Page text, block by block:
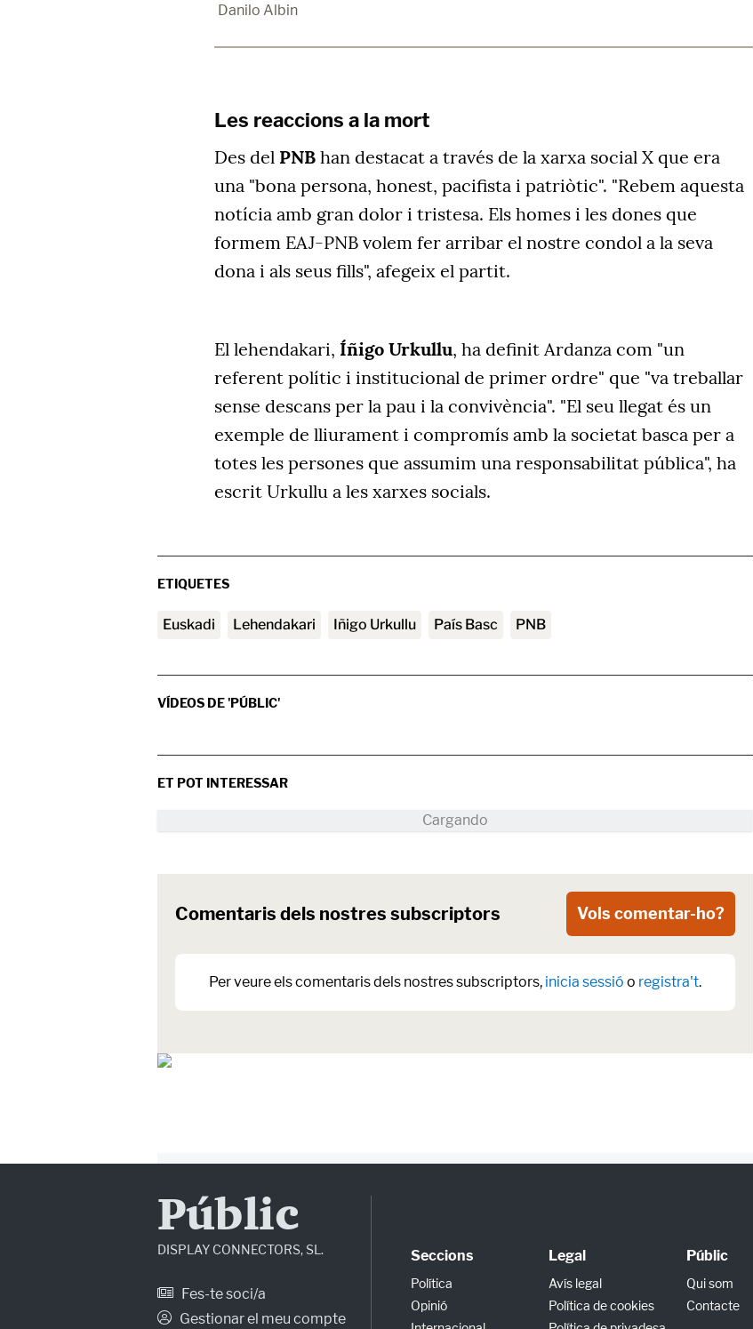
Danilo Albin
Les reaccions a la mort
Des del PNB han destacat a través de la xarxa social X que era
una "bona persona, honest, pacifista i patriòtic". "Rebem aquesta
notícia amb gran dolor i tristesa. Els homes i les dones que
formem EAJ-PNB volem fer arribar el nostre condol a la seva
dona i als seus fills", afegeix el partit.
El lehendakari, Íñigo Urkullu, ha definit Ardanza com "un
referent polític i institucional de primer ordre" que "va treballar
sense descans per la pau i la convivència". "El seu llegat és un
exemple de lliurament i compromís amb la societat basca per a
totes les persones que assumim una responsabilitat pública", ha
escrit Urkullu a les xarxes socials.
ETIQUETES
euskadi lehendakari Iñigo Urkullu País Basc PNB
VÍDEOS DE 'PÚBLIC'
ET POT INTERESSAR
Comentaris dels nostres subscriptors Vols comentar-ho?
Per veure els comentaris dels nostres subscriptors, inicia sessió o registra't.
Públic
DISPLAY CONNECTORS, SL.
Fes-te soci/a
Gestionar el meu compte
Seccions
Política
Opinió
Legal
Avís legal
Política de cookies
Públic
Qui som
Contacte